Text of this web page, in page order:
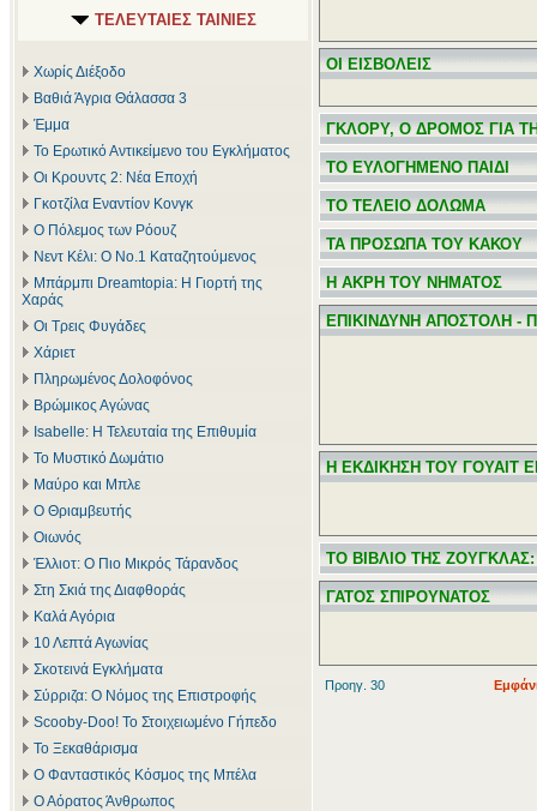
ΤΕΛΕΥΤΑΙΕΣ ΤΑΙΝΙΕΣ
Χωρίς Διέξοδο
Βαθιά Άγρια Θάλασσα 3
Έμμα
Το Ερωτικό Αντικείμενο του Εγκλήματος
Οι Κρουντς 2: Νέα Εποχή
Γκοτζίλα Εναντίον Κονγκ
Ο Πόλεμος των Ρόουζ
Νεντ Κέλι: Ο Νο.1 Καταζητούμενος
Μπάρμπι Dreamtopia: Η Γιορτή της
Χαράς
Οι Τρεις Φυγάδες
Χάριετ
Πληρωμένος Δολοφόνος
Βρώμικος Αγώνας
Isabelle: Η Τελευταία της Επιθυμία
Το Μυστικό Δωμάτιο
Μαύρο και Μπλε
Ο Θριαμβευτής
Οιωνός
Έλλιοτ: Ο Πιο Μικρός Τάρανδος
Στη Σκιά της Διαφθοράς
Καλά Αγόρια
10 Λεπτά Αγωνίας
Σκοτεινά Εγκλήματα
Σύρριζα: Ο Νόμος της Επιστροφής
Scooby-Doo! Το Στοιχειωμένο Γήπεδο
Το Ξεκαθάρισμα
Ο Φανταστικός Κόσμος της Μπέλα
Ο Αόρατος Άνθρωπος
ΟΙ ΕΙΣΒΟΛΕΙΣ
ΓΚΛΟΡΥ, Ο ΔΡΟΜΟΣ ΓΙΑ
ΤΟ ΕΥΛΟΓΗΜΕΝΟ ΠΑΙΔΙ
ΤΟ ΤΕΛΕΙΟ ΔΟΛΩΜΑ
ΤΑ ΠΡΟΣΩΠΑ ΤΟΥ ΚΑΚΟΥ
Η ΑΚΡΗ ΤΟΥ ΝΗΜΑΤΟΣ
ΕΠΙΚΙΝΔΥΝΗ ΑΠΟΣΤΟΛΗ
Η ΕΚΔΙΚΗΣΗ ΤΟΥ ΓΟΥΑΙΤ
ΤΟ ΒΙΒΛΙΟ ΤΗΣ
ΓΑΤΟΣ ΣΠΙΡΟΥΝΑΤΟΣ
Προηγ. 30